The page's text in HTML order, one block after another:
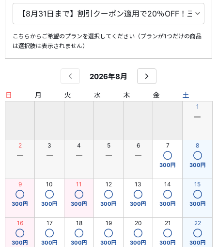
こちらからご希望のプランを選択してください（プランが1つだけの商品
は選択肢は表示されません）
2026年8月
日 月 火 水 木 金 土
1
―
2
―
3
―
4
―
5
―
6
―
7
◯
300円
8
◯
300円
9
◯
300円
10
◯
300円
11
◯
300円
12
◯
300円
13
◯
300円
14
◯
300円
15
◯
300円
16
◯
300円
17
◯
300円
18
◯
300円
19
◯
300円
20
◯
300円
21
◯
300円
22
◯
300円